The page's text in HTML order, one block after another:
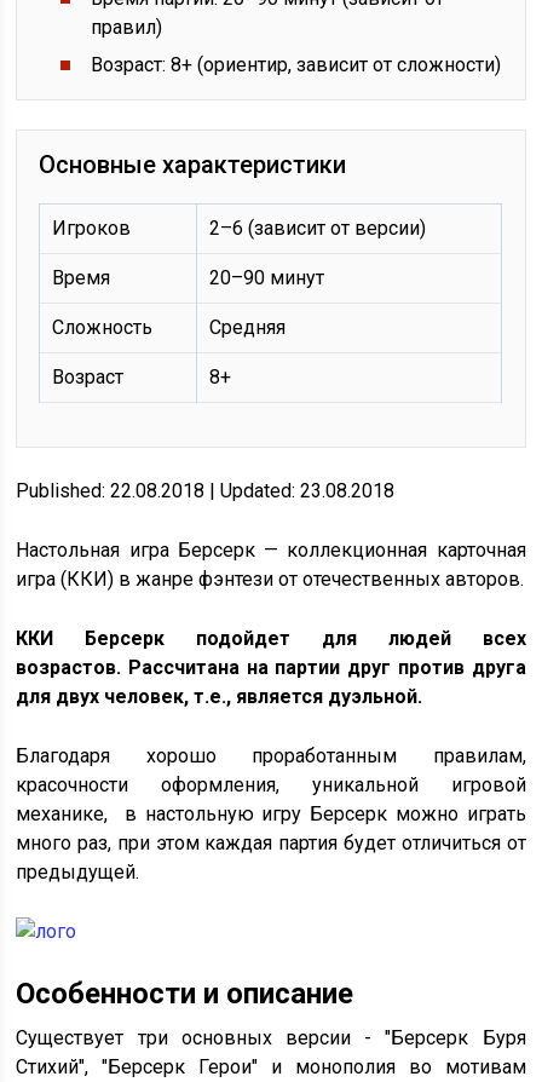
правил)
Возраст: 8+ (ориентир, зависит от сложности)
Основные характеристики
Игроков 2–6 (зависит от версии)
Время 20–90 минут
Сложность Средняя
Возраст 8+
Published: 22.08.2018 | Updated: 23.08.2018
Настольная игра Берсерк — коллекционная карточная
игра (ККИ) в жанре фэнтези от отечественных авторов.
ККИ Берсерк подойдет для людей всех
возрастов. Рассчитана на партии друг против друга
для двух человек, т.е., является дуэльной.
Благодаря хорошо проработанным правилам,
красочности оформления, уникальной игровой
механике, в настольную игру Берсерк можно играть
много раз, при этом каждая партия будет отличиться от
предыдущей.
Особенности и описание
Существует три основных версии - "Берсерк Буря
Стихий", "Берсерк Герои" и монополия во мотивам